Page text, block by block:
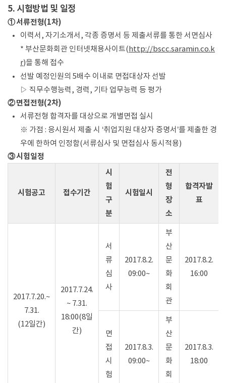
5. 시험방법 및 일정
① 서류전형(1차)
이력서, 자기소개서, 각종 증명서 등 제출서류를 통한 서면심사
* 부산문화회관 인터넷채용사이트( http://bscc.saramin.co.k
r)을 통해 접수
선발 예정인원의 5배수 이내로 면접대상자 선발
▷ 직무수행능력, 경력, 기타 업무능력 등 평가
② 면접전형(2차)
서류전형 합격자를 대상으로 개별면접 실시
※ 가점 : 응시원서 제출 시 ‘취업지원 대상자 증명서’를 제출한 경
우에 한하여 인정함(서류심사 및 면접심사 동시적용)
③ 시험일정
시험공고 접수기간
시
험
구
분
시험일시
전
형
장
소
합격자발
표
2017.7.20.~
7.31.
(12일간)
2017.7.24.
~ 7.31.
18:00(8일
간)
서
류
심
사
2017.8.2.
09:00~
부
산
문
화
회
관
2017.8.2.
16:00
면
접
시
험
2017.8.3.
09:00~
부
산
문
화
회
2017.8.3.
18:00